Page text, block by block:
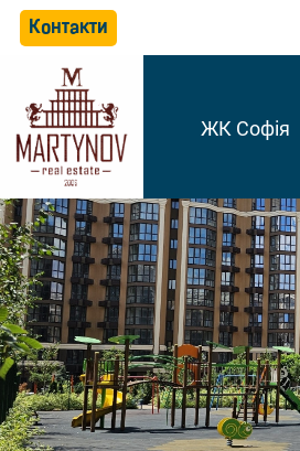
Контакти
ЖК Софія